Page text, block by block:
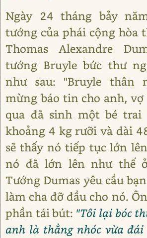
Ngày 24 tháng bảy
tướng của phái cộng hòa
Thomas Alexandre
tướng Bruyle bức thư
như sau: "Bruyle thân
mừng báo tin cho anh,
qua đã sinh một bé
khoảng 4 kg rưỡi và dài
sẽ thấy nó tiếp tục lớn
nó đã lớn lên như thế
Tướng Dumas yêu cầu
làm cha đỡ đầu cho nó.
phần tái bút: "Tôi lại bóc
anh là thằng nhóc vừa